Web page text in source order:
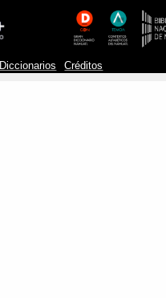
Diccionarios Créditos